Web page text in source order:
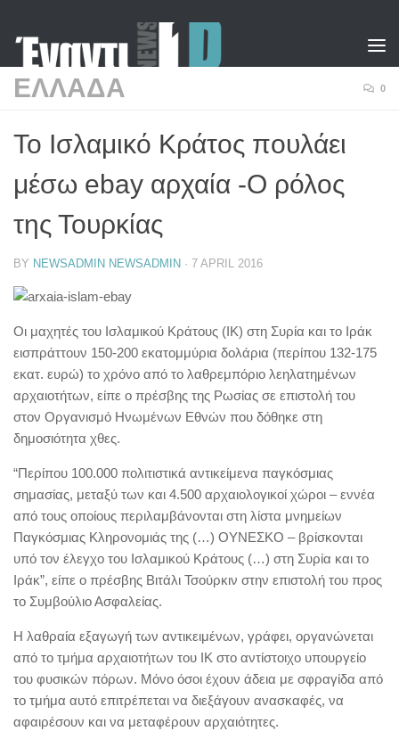
ΕΛΛΑΔΑ 0
Το Ισλαμικό Κράτος πουλάει
μέσω ebay αρχαία -Ο ρόλος
της Τουρκίας
BY NEWSADMIN NEWSADMIN · 7 APRIL 2016
Οι μαχητές του Ισλαμικού Κράτους (ΙΚ) στη Συρία και το Ιράκ
εισπράττουν 150-200 εκατομμύρια δολάρια (περίπου 132-175
εκατ. ευρώ) το χρόνο από το λαθρεμπόριο λεηλατημένων
αρχαιοτήτων, είπε ο πρέσβης της Ρωσίας σε επιστολή του
στον Οργανισμό Ηνωμένων Εθνών που δόθηκε στη
δημοσιότητα χθες.
“Περίπου 100.000 πολιτιστικά αντικείμενα παγκόσμιας
σημασίας, μεταξύ των και 4.500 αρχαιολογικοί χώροι – εννέα
από τους οποίους περιλαμβάνονται στη λίστα μνημείων
Παγκόσμιας Κληρονομιάς της (…) ΟΥΝΕΣΚΟ – βρίσκονται
υπό τον έλεγχο του Ισλαμικού Κράτους (…) στη Συρία και το
Ιράκ”, είπε ο πρέσβης Βιτάλι Τσούρκιν στην επιστολή του προς
το Συμβούλιο Ασφαλείας.
Η λαθραία εξαγωγή των αντικειμένων, γράφει, οργανώνεται
από το τμήμα αρχαιοτήτων του ΙΚ στο αντίστοιχο υπουργείο
του φυσικών πόρων. Μόνο όσοι έχουν άδεια με σφραγίδα από
το τμήμα αυτό επιτρέπεται να διεξάγουν ανασκαφές, να
αφαιρέσουν και να μεταφέρουν αρχαιότητες.